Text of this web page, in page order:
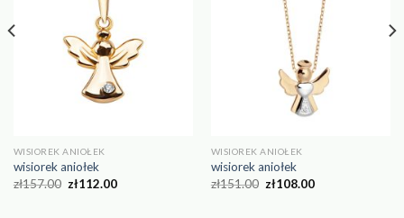
WISIOREK ANIOŁEK
wisiorek aniołek
zł157.00 zł112.00
WISIOREK ANIOŁEK
wisiorek aniołek
zł151.00 zł108.00